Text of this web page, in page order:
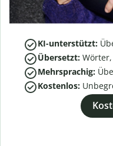
KI-unterstützt:
Übersetzt:
Mehrsprachig:
Kostenlos: